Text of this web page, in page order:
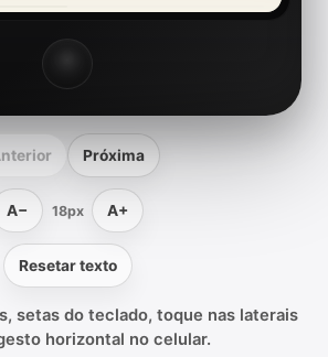
Próxima
A− 18px A+
Resetar texto
setas do teclado, toque nas laterais
horizontal no celular.